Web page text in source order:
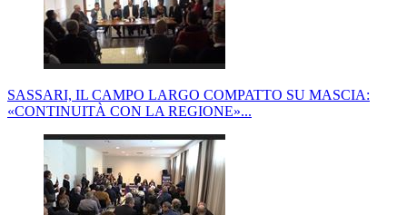
SASSARI, IL CAMPO LARGO COMPATTO SU MASCIA:
«CONTINUITÀ CON LA REGIONE»...